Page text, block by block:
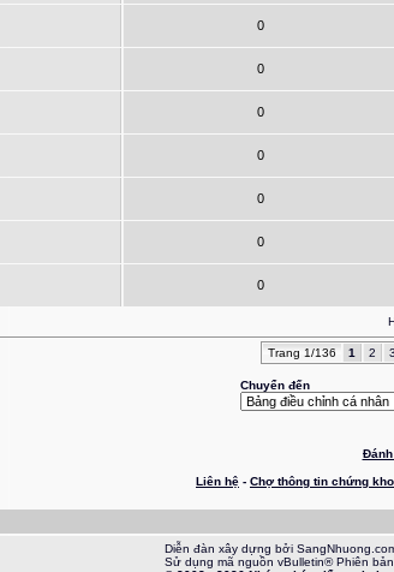
0
0
0
0
0
0
0
Trang 1/136 1 2 3
Chuyển đến
Liên hệ - Chợ thông tin chứng
Diễn đàn xây dựng bởi
Sử dụng mã nguồn vBulletin® Phiên